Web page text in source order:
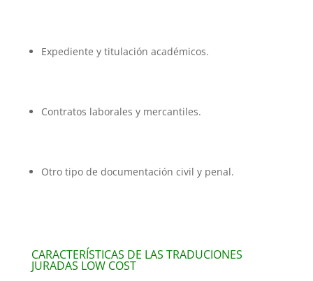
Expediente y titulación académicos.
Contratos laborales y mercantiles.
Otro tipo de documentación civil y penal.
CARACTERÍSTICAS DE LAS TRADUCIONES
JURADAS LOW COST